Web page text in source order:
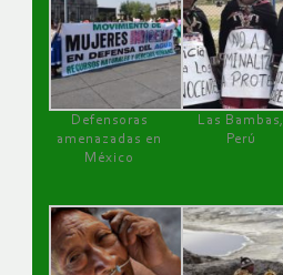
Defensoras
amenazadas en
México
Las Bambas,
Perú